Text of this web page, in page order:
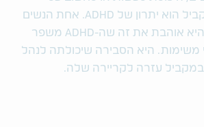
מספר דברים במקביל הוא יתרון של ADHD. אחת הנשים
שהגיבה אמרה שהיא אוהבת את זה שה-ADHD משפר
משימות. היא הסבירה שיכולתה לנהל
במקביל עזרה לקריירה שלה.